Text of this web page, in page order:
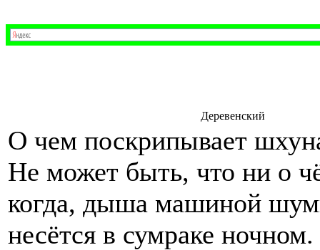
Деревенский
О чем поскрипывает
Не может быть, что ни о
когда, дыша машиной
несётся в сумраке ночном.